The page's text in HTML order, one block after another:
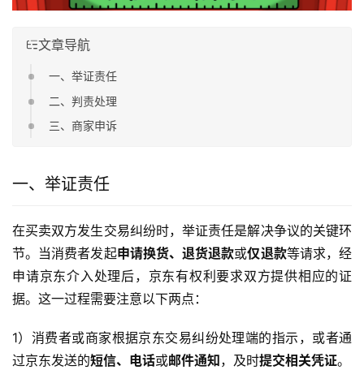
文章导航
一、举证责任
二、判责处理
三、商家申诉
一、举证责任
在买卖双方发生交易纠纷时，举证责任是解决争议的关键环
节。当消费者发起申请换货、退货退款或仅退款等请求，经
申请京东介入处理后，京东有权利要求双方提供相应的证
据。这一过程需要注意以下两点：
1）消费者或商家根据京东交易纠纷处理端的指示，或者通
过京东发送的短信、电话或邮件通知，及时提交相关凭证。